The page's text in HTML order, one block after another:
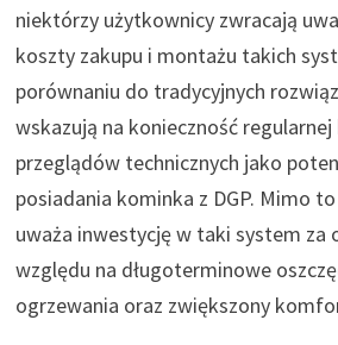
niektórzy użytkownicy zwracają
koszty zakupu i montażu takich
porównaniu do tradycyjnych
wskazują na konieczność
przeglądów technicznych jako
posiadania kominka z DGP. Mimo
uważa inwestycję w taki system za
względu na długoterminowe
ogrzewania oraz zwiększony